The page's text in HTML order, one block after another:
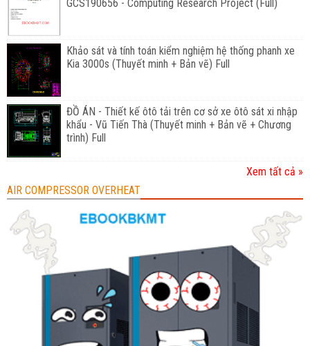
GCS190656 - Computing Research Project (Full)
Khảo sát và tính toán kiểm nghiệm hệ thống phanh xe
Kia 3000s (Thuyết minh + Bản vẽ) Full
ĐỒ ÁN - Thiết kế ôtô tải trên cơ sở xe ôtô sát xi nhập
khẩu - Vũ Tiến Thà (Thuyết minh + Bản vẽ + Chương
trình) Full
Xem tất cả »
AIR COMPRESSOR OVERHEAT